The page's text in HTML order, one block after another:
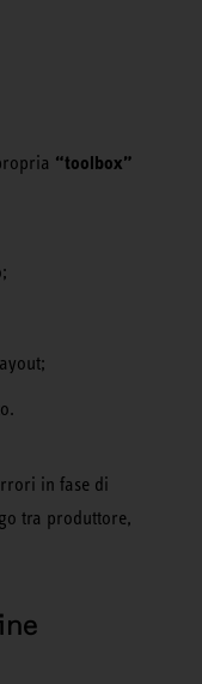
“toolbox”
in fase di
tra produttore,